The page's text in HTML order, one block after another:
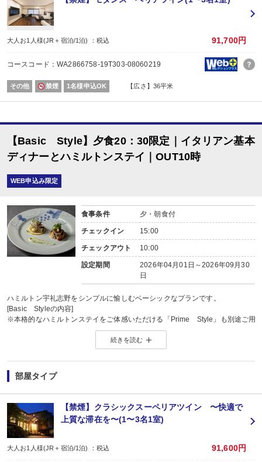
【2名1室でご利用の場合】おとな1名＋こども1名OK♪
■2名1室ご利用の場合、
おとな1名＋こども1名ご利用でも、お子様はこども代金でOK♪
※通常「おとな1名＋こども1名」で2名1室ご利用の場合、お子様はおとなと同
レストラン
内容:
※食材アレルギーがある場合は、ご予約日の翌日以降にお客様ご自身で宿泊施
■朝食
レストラン
洋定食
大人お1人様(JR＋宿泊/1泊) ：税込 91,700円
コースコード：WA2866758-19T303-08060219
その他 禁煙 1名様申込OK 【広さ】36平米
【Basic Style】夕食20：30限定｜イタリアン基本
ディナーとハミルトンステイ｜OUT10時
WEB申込み限定
食事条件 夕・朝食付
チェックイン 15:00
チェックアウト 10:00
設定期間
2026年04月01日～2026年09月30
日
ハミルトン宇礼志野をシンプルに愉しむベーシックなプランです。
[Basic Styleの内容]
※本格的なハミルトンステイをご体感いただける「Prime Style」も別途ご用
●ご夕食 イタリアンの基本コース（Prime Styleは特別ディナー）
●ご朝食 洋食のセットメニュー
●チェックアウト 10時 （Prime Styleは11時）
●冷蔵庫のお飲物 有料 （Prime Styleは無料）
●客室着 浴衣 （Prime Styleは浴衣＋バスローブ）
こちらのプランは、遅いご夕食時間限定となります。
ご到着の遅い方や、夕食前に温泉やエステをゆっくりとご利用されたい方にお
ご夕食時間を限らせて頂きますので、お得な価格でご利用頂けます。
＜施設のご案内＞
(食事会場−リストランテTRE CORONE)
心の豊かさを実感できる—そんな場にふさわしい円熟されたレストラン。
時間を超えた古き良き時代の流れに包まれながらのディナーはドラマティッ
続きを読む
部屋タイプ
【禁煙】クラシックスーペリアツイン 〜快適で
上質な滞在を〜(1〜3名1室)
大人お1人様(JR＋宿泊/1泊) ：税込 91,600円